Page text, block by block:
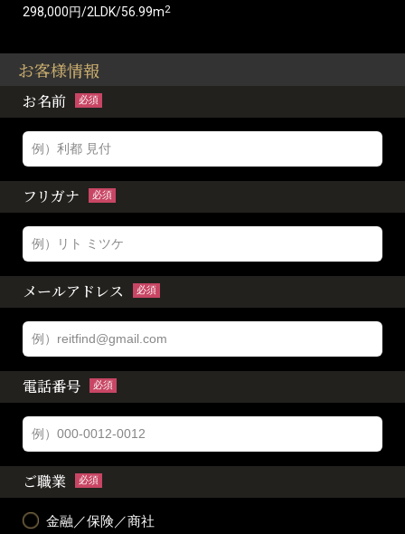
298,000円/2LDK/56.99m2
お客様情報
お名前 必須
フリガナ 必須
メールアドレス 必須
電話番号 必須
ご職業 必須
金融／保険／商社